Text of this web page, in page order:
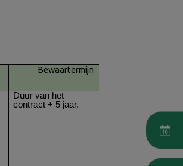
Bewaartermijn
Duur van het
contract + 5 jaar.